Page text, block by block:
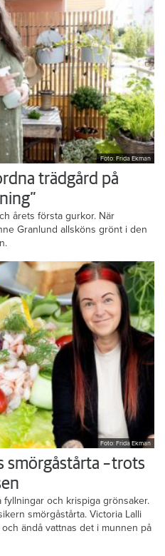
Foto: Frida Ekman
trädgård på
årets första gurkor. När
Granlund allsköns grönt i den
Foto: Frida Ekman
smörgåstårta – trots
och krispiga grönsaker.
smörgåstårta. Victoria Lalli
ändå vattnas det i munnen på